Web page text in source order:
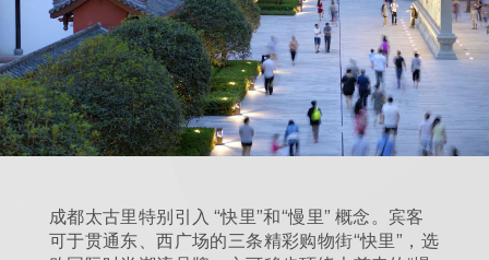
成都太古里特别引入 “快里”和“慢里” 概念。宾客
可于贯通东、西广场的三条精彩购物街“快里”，选